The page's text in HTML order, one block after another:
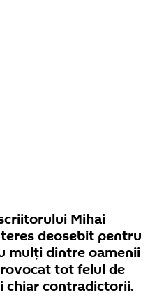
Mihai
deosebit pentru
mulți dintre oamenii
tot felul de
chiar contradictorii.